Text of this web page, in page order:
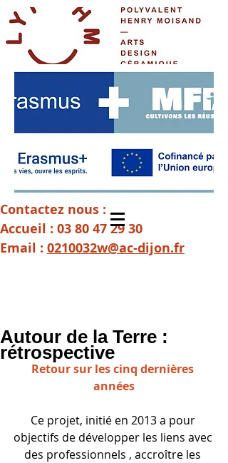
Contactez nous :
Accueil : 03 80 47 29 30
Email : 0210032w@ac-dijon.fr
Autour de la Terre :
rétrospective
Retour sur les cinq dernières
années
Ce projet, initié en 2013 a pour
objectifs de développer les liens avec
des professionnels , accroître les